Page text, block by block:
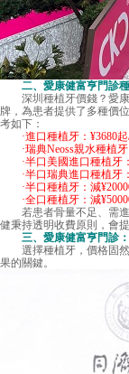
二、愛康健富亨門診種
深圳種植牙價錢 ？愛
牌，為患者提供了多種價
考如下：
·進口種植牙：¥3680起
·瑞典Neoss親水種植牙
·半口美國進口種植牙
·半口瑞典進口種植牙
·半口種植牙：減
·全口種植牙：減
若患者骨量不足、需進
健秉持透明收費原則，會
三、愛康健富亨門診：
選擇種植牙，價格固然
果的關鍵。